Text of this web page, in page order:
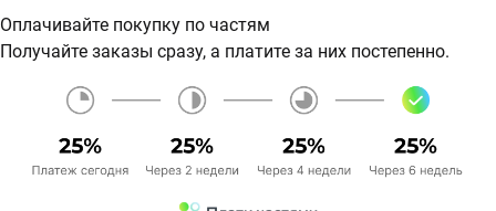
Оплачивайте покупку по частям
Получайте заказы сразу, а платите за них постепенно.